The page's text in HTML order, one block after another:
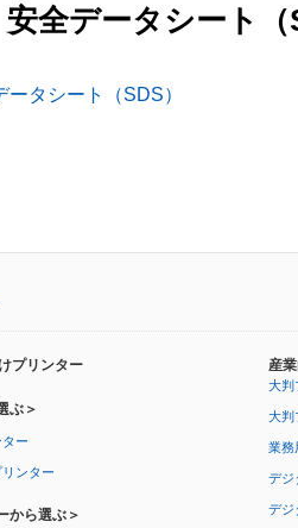
安全データシート（
ータシート（SDS）
プリンター
ぶ＞
ー
ンター
から選ぶ＞
産
大判
大判
業務
デジ
デジ